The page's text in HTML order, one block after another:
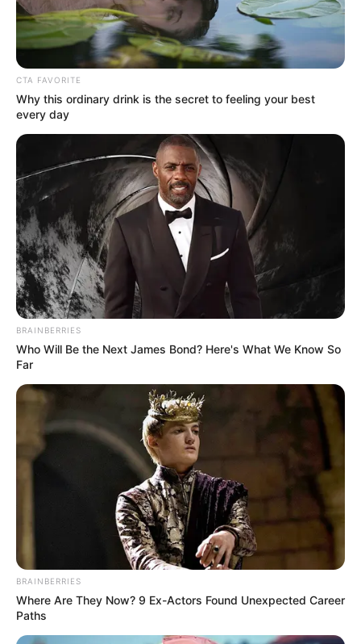
1. Ke kantor pada hari Jumat bisa lebih santai
dengan paduan blazer panjang seperti ini nih. Tapi
tetap pakai sepatu ya
(foto: pinterest)
CTA FAVORITE
Why this ordinary drink is the secret to feeling your best
every day
BRAINBERRIES
Who Will Be the Next James Bond? Here's What We Know So
Far
BRAINBERRIES
Where Are They Now? 9 Ex-Actors Found Unexpected Career
Paths